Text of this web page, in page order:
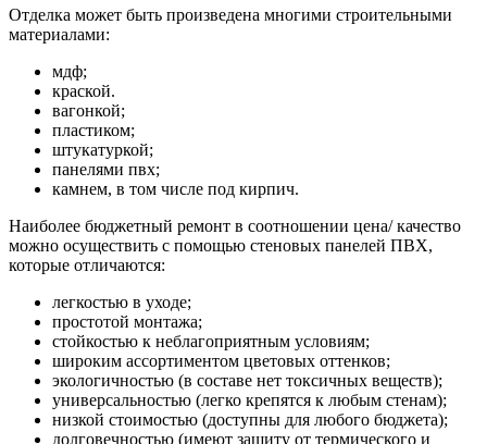
Отделка может быть произведена многими строительными
материалами:
мдф;
краской.
вагонкой;
пластиком;
штукатуркой;
панелями пвх;
камнем, в том числе под кирпич.
Наиболее бюджетный ремонт в соотношении цена/ качество
можно осуществить с помощью стеновых панелей ПВХ,
которые отличаются:
легкостью в уходе;
простотой монтажа;
стойкостью к неблагоприятным условиям;
широким ассортиментом цветовых оттенков;
экологичностью (в составе нет токсичных веществ);
универсальностью (легко крепятся к любым стенам);
низкой стоимостью (доступны для любого бюджета);
долговечностью (имеют защиту от термического и